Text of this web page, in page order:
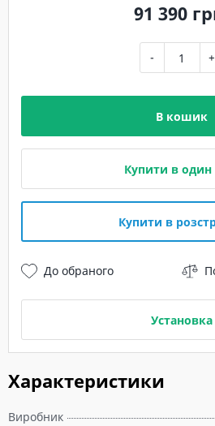
Характеристики
Виробник
91 390
- +
В кошик
Купити в один
Купити в
До обраного
Установка